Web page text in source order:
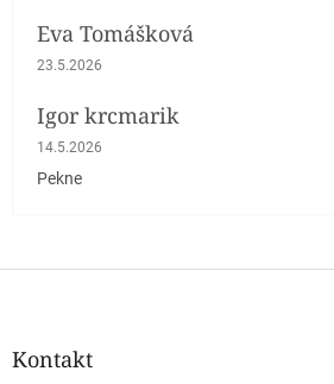
Eva Tomášková
Hodnotenie obchodu je 5 z 5 hviezdičiek.
23.5.2026
Igor krcmarik
Hodnotenie obchodu je 5 z 5 hviezdičiek.
14.5.2026
Pekne
Z
Kontakt